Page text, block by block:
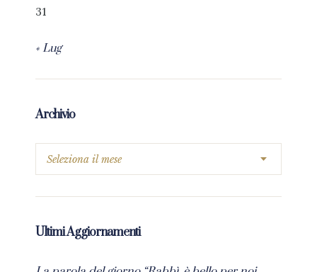
31
« Lug
Archivio
Ultimi Aggiornamenti